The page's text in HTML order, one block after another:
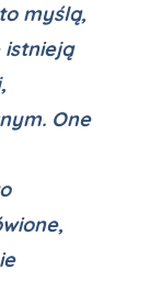
myślą,
istnieją
One